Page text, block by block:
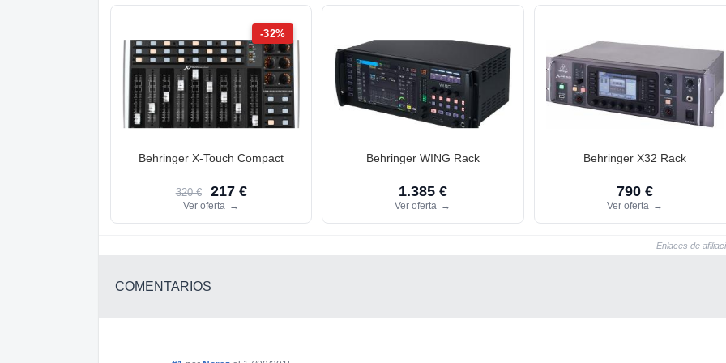
-32%
Behringer X-Touch Compact
320 € 217 €
Ver oferta →
Behringer WING Rack
1.385 €
Ver oferta →
Behringer X32 Rack
790 €
Ver oferta →
Enlaces de
COMENTARIOS